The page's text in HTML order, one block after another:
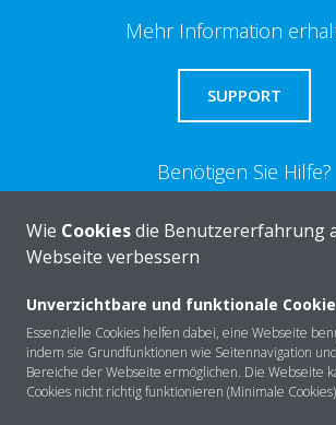
Mehr Information
SUPPORT
Benötigen Sie Hilfe?
KONTAKTIEREN SIE UNS
Über DAIKIN
Wie Cookiesdie Benutzererfahrung
Webseite verbessern
Unverzichtbare und funktionale
Essenzielle Cookies helfen dabei, eine Webseite
indem sie Grundfunktionen wie Seitennavigation
Bereiche der Webseite ermöglichen. Die Webseite
Cookies nicht richtig funktionieren (Minimale